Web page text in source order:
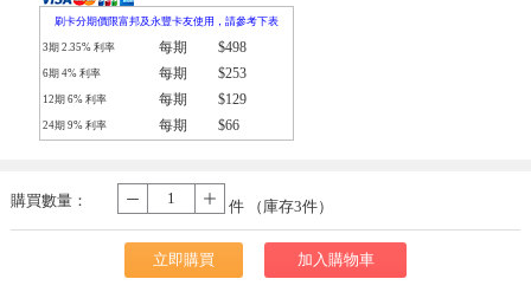
刷卡分期價限富邦及永豐卡友使用，請參考下表
3期 2.35% 利率 每期 $498
6期 4% 利率 每期 $253
12期 6% 利率 每期 $129
24期 9% 利率 每期 $66
購買數量：
- 件 （庫存3件）
立即購買 加入購物車